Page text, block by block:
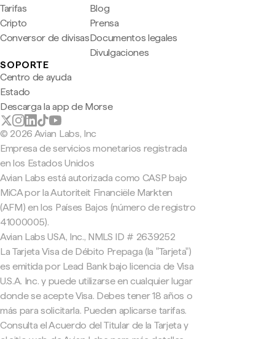
Tarifas
Cripto
Conversor de divisas
Blog
Prensa
Documentos legales
Divulgaciones
SOPORTE
Centro de ayuda
Estado
Descarga la app de Morse
© 2026 Avian Labs, Inc
Empresa de servicios monetarios registrada
en los Estados Unidos
Avian Labs está autorizada como CASP bajo
MiCA por la Autoriteit Financiële Markten
(AFM) en los Países Bajos (número de registro
41000005).
Avian Labs USA, Inc., NMLS ID # 2639252
La Tarjeta Visa de Débito Prepaga (la "Tarjeta")
es emitida por Lead Bank bajo licencia de Visa
U.S.A. Inc. y puede utilizarse en cualquier lugar
donde se acepte Visa. Debes tener 18 años o
más para solicitarla. Pueden aplicarse tarifas.
Consulta el Acuerdo del Titular de la Tarjeta y